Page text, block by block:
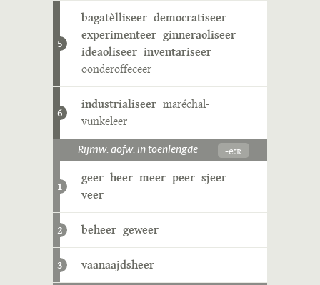
5
bagatèlliseer democratiseer
experimenteer ginneraoliseer
ideaoliseer inventariseer
oonderoffeceer
6
industrialiseer maréchal-
vunkeleer
Rijmw. aofw. in toenlengde -eːʀ
1
geer heer meer peer sjeer
veer
2 beheer geweer
3 vaanaajdsheer